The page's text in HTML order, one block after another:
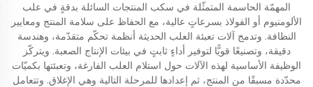
المهمّة الحاسمة المتمثّلة في سكب المنتجات السائلة بدقةٍ في علب
الألومنيوم أو الفولاذ بسرعاتٍ عالية، مع الحفاظ على سلامة المنتج ومعايير
النظافة. وتدمج آلات تعبئة العلب الحديثة أنظمة تحكّم متقدّمة، وهندسة
دقيقة، وتصنيعًا قويًّا لتوفير أداءٍ ثابتٍ في بيئات الإنتاج الصعبة. ويتركّز
الوظيفة الأساسية لهذه الآلات حول استلام العلب الفارغة، وتعبئتها بكميّات
محدّدة مسبقًا من المنتج، ثم إعدادها للمرحلة التالية وهي الإغلاق. وتتعامل